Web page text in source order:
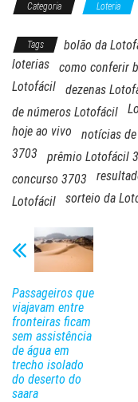
Categoria Loteria
Tags bolão da
loterias
como conferir
Lotofácil
dezenas
de números Lotofácil
hoje ao vivo
notícias
3703
prêmio Lotofácil
concurso 3703
Lotofácil
sorteio da
Passageiros que
viajavam entre
fronteiras ficam
sem assistência
de água em
trecho isolado
do deserto do
saara